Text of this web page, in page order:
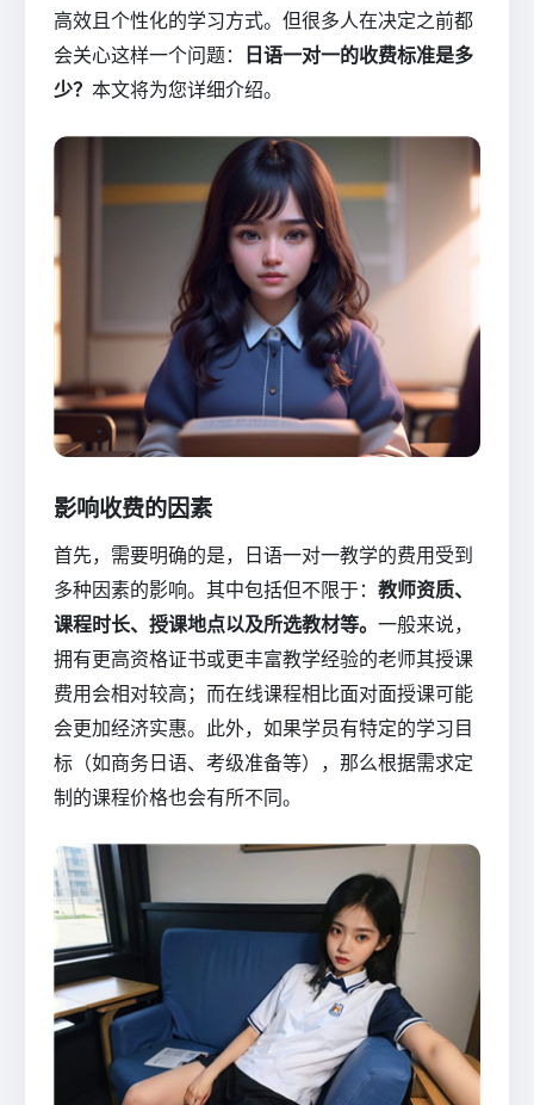
高效且个性化的学习方式。但很多人在决定之前都
会关心这样一个问题：
日语一对一的收费标准是多
少？ 本文将为您详细介绍。
影响收费的因素
首先，需要明确的是，日语一对一教学的费用受到
多种因素的影响。其中包括但不限于： 教师资质、
课程时长、授课地点以及所选教材等。 一般来说，
拥有更高资格证书或更丰富教学经验的老师其授课
费用会相对较高；而在线课程相比面对面授课可能
会更加经济实惠。此外，如果学员有特定的学习目
标（如商务日语、考级准备等），那么根据需求定
制的课程价格也会有所不同。